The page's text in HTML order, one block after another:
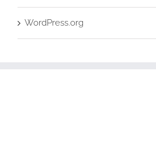
WordPress.org